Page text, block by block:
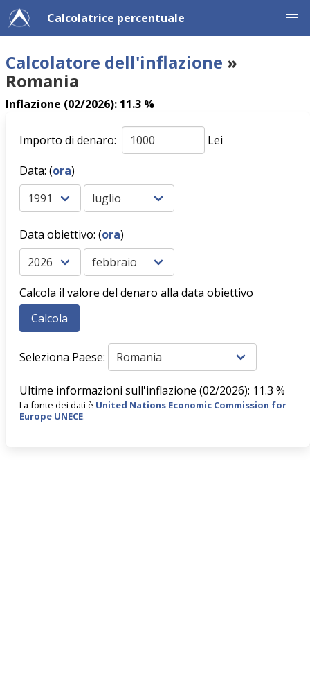
Calcolatrice percentuale
Calcolatore dell'inflazione »
Romania
Inflazione (02/2026): 11.3 %
Importo di denaro:
Lei
Data: (ora)
Data obiettivo: (ora)
Calcola il valore del denaro alla data obiettivo
Seleziona Paese:
Ultime informazioni sull'inflazione (02/2026): 11.3 %
La fonte dei dati è United Nations Economic Commission for
Europe UNECE.